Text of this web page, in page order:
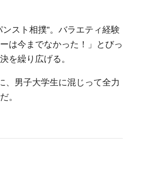
スト相撲”。バラエティ経験
は今までなかった！」とびっ
を繰り広げる。
、男子大学生に混じって全力
。